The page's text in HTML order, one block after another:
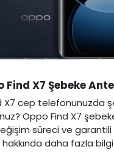
Find X7 Şebeke
X7 cep telefonunuzda
Oppo Find X7
süreci ve garantili
hakkında daha fazla